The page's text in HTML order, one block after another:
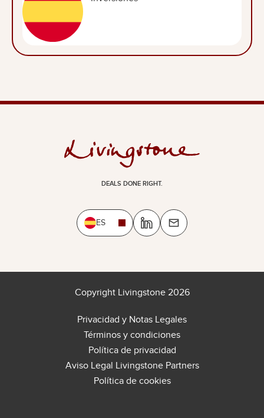
DEALS DONE RIGHT.
ES
Copyright Livingstone 2026
Privacidad y Notas Legales
Términos y condiciones
Política de privacidad
Aviso Legal Livingstone Partners
Política de cookies